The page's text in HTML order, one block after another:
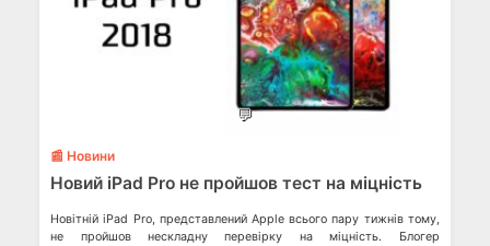
💬
📰 Новини
Новий iPad Pro не пройшов тест на міцність
Новітній iPad Pro, представлений Apple всього пару тижнів тому,
не пройшов нескладну перевірку на міцність. Блогер